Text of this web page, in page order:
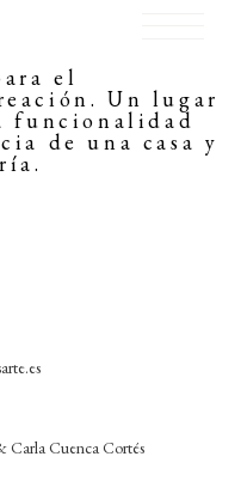
el
Un lugar
funcionalidad
de una casa y
Carla Cuenca Cortés